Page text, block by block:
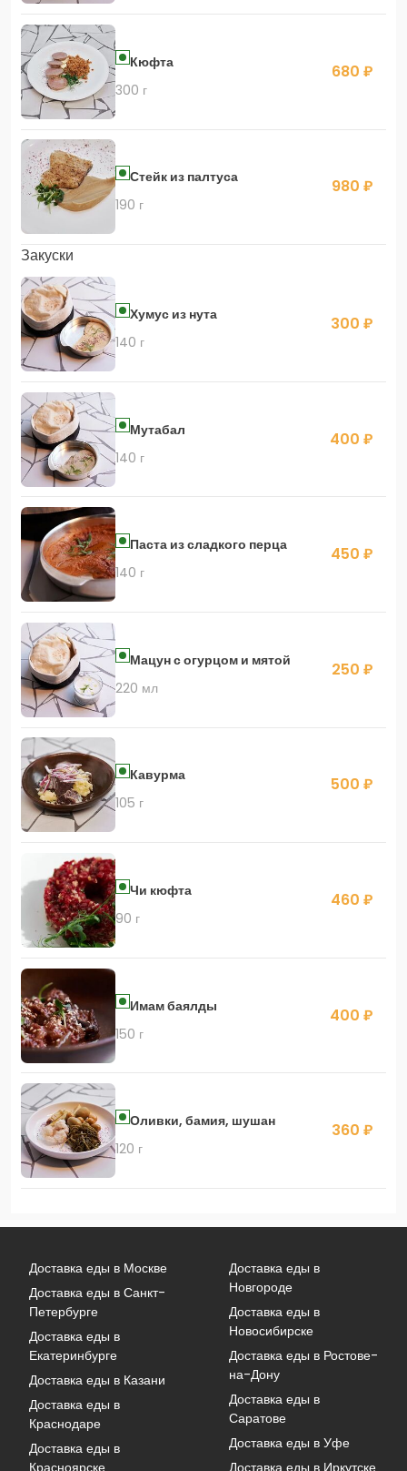
Кюфта
300 г
680 ₽
Стейк из палтуса
190 г
980 ₽
Закуски
Хумус из нута
140 г
300 ₽
Мутабал
140 г
400 ₽
Паста из сладкого перца
140 г
450 ₽
Мацун с огурцом и мятой
220 мл
250 ₽
Кавурма
105 г
500 ₽
Чи кюфта
90 г
460 ₽
Имам баялды
150 г
400 ₽
Оливки, бамия, шушан
120 г
360 ₽
Доставка еды в Москве
Доставка еды в Санкт-
Петербурге
Доставка еды в
Екатеринбурге
Доставка еды в Казани
Доставка еды в
Краснодаре
Доставка еды в
Красноярске
Доставка еды в
Новгороде
Доставка еды в
Новосибирске
Доставка еды в Ростове-
на-Дону
Доставка еды в
Саратове
Доставка еды в Уфе
Доставка еды в Иркутске